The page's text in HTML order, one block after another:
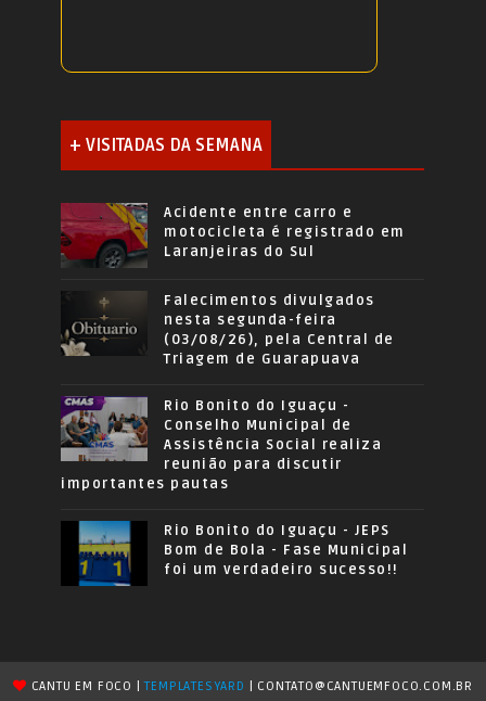
+ VISITADAS DA SEMANA
Acidente entre carro e
motocicleta é registrado em
Laranjeiras do Sul
Falecimentos divulgados
nesta segunda-feira
(03/08/26), pela Central de
Triagem de Guarapuava
Rio Bonito do Iguaçu -
Conselho Municipal de
Assistência Social realiza
reunião para discutir
importantes pautas
Rio Bonito do Iguaçu - JEPS
Bom de Bola - Fase Municipal
foi um verdadeiro sucesso!!
CANTU EM FOCO |TEMPLATESYARD | CONTATO@CANTUEMFOCO.COM.BR